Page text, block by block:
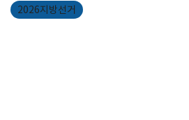
2026지방선거